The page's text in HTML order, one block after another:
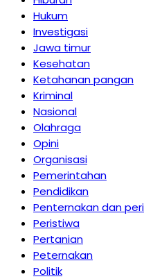
Hukum
Investigasi
Jawa timur
Kesehatan
Ketahanan pangan
Kriminal
Nasional
Olahraga
Opini
Organisasi
Pemerintahan
Pendidikan
Penternakan dan
Peristiwa
Pertanian
Peternakan
Politik